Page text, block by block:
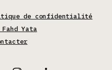
de confidentialité
Yata